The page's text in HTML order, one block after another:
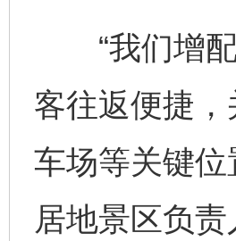
“我们增配
客往返便捷
车场等关键
居地景区负